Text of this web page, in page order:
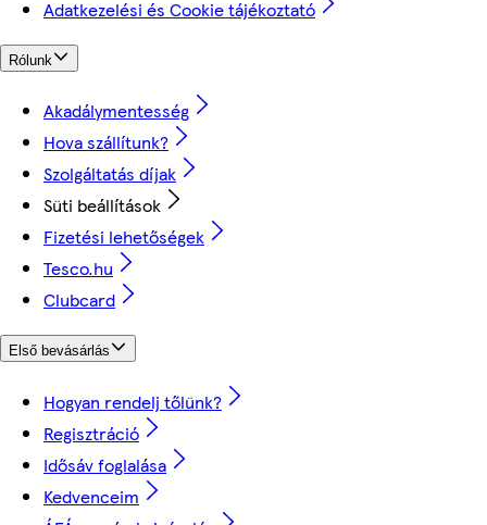
Adatkezelési és Cookie tájékoztató
Rólunk
Akadálymentesség
Hova szállítunk?
Szolgáltatás díjak
Süti beállítások
Fizetési lehetőségek
Tesco.hu
Clubcard
Első bevásárlás
Hogyan rendelj tőlünk?
Regisztráció
Idősáv foglalása
Kedvenceim